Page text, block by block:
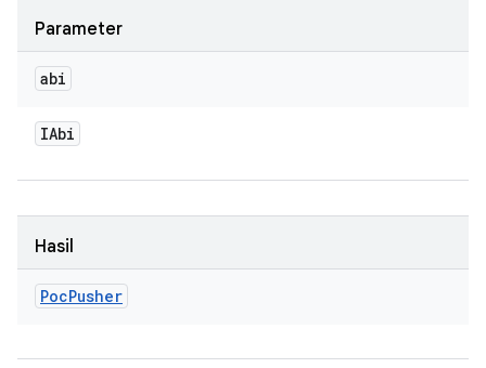
Parameter
abi
IAbi
Hasil
PocPusher